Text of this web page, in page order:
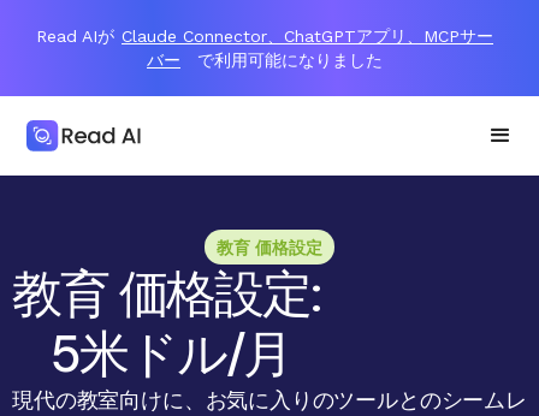
Read AIが Claude Connector、ChatGPTアプリ、MCPサー
バー
で利用可能になりました
教育 価格設定
教育 価格設定:
5米ドル/月
現代の教室向けに、お気に入りのツールとのシームレ